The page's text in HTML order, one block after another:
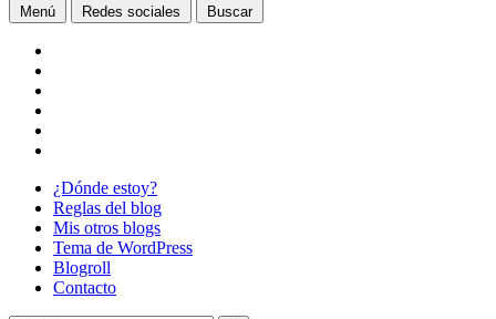
Menú Redes sociales Buscar
¿Dónde estoy?
Reglas del blog
Mis otros blogs
Tema de WordPress
Blogroll
Contacto